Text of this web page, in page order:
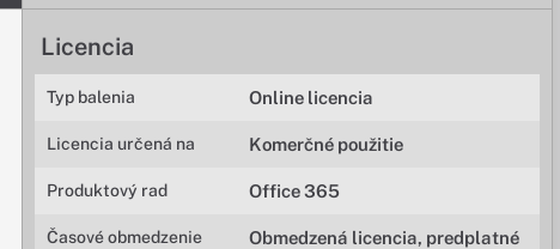
Licencia
Typ balenia Online licencia
Licencia určená na Komerčné použitie
Produktový rad Office 365
Časové obmedzenie
Obmedzená licencia, predplatné